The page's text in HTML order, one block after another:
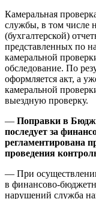
Камеральная
службы, в том числе
(бухгалтерской)
представленных по
камеральной
обследование. По
оформляется акт, а
камеральной
выездную проверку.
— Поправки в
последует за
регламентирована
проведения
— При
в финансово-
нарушений служба